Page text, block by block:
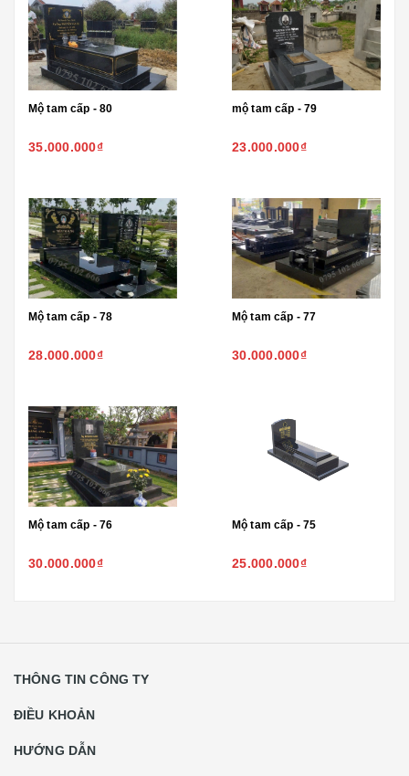
Mộ tam cấp - 80
35.000.000₫
mộ tam cấp - 79
23.000.000₫
Mộ tam cấp - 78
28.000.000₫
Mộ tam cấp - 77
30.000.000₫
Mộ tam cấp - 76
30.000.000₫
Mộ tam cấp - 75
25.000.000₫
THÔNG TIN CÔNG TY
ĐIỀU KHOẢN
HƯỚNG DẪN